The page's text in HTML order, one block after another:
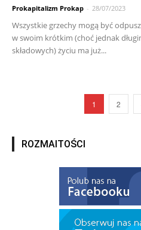
Prokapitalizm Prokap - 28/07/2023
Wszystkie grzechy mogą być
w swoim krótkim (choć jednak
składowych) życiu ma już...
1 2
ROZMAITOŚCI